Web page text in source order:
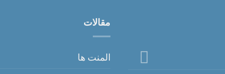
مقالات
المنت ها